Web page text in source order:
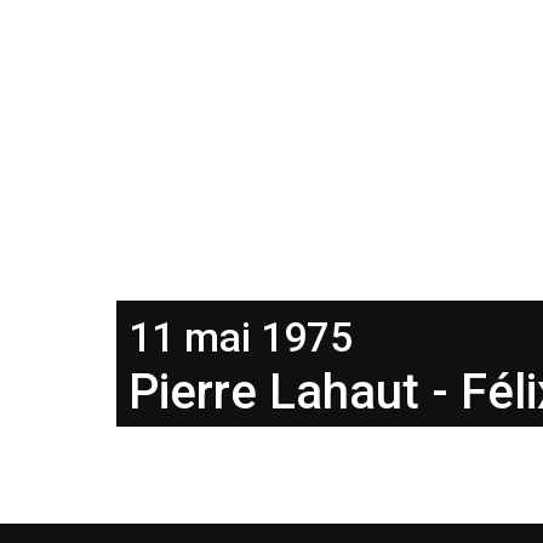
11 mai 1975
Pierre Lahaut -